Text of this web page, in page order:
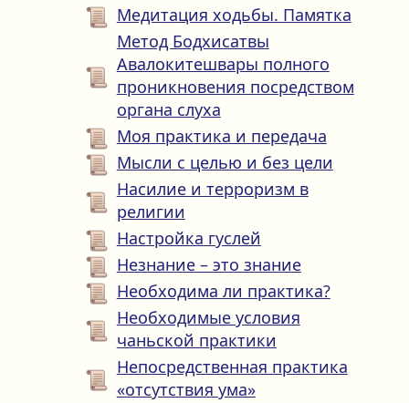
Медитация ходьбы. Памятка
Метод Бодхисатвы
Авалокитешвары полного
проникновения посредством
органа слуха
Моя практика и передача
Мысли с целью и без цели
Насилие и терроризм в
религии
Настройка гуслей
Незнание – это знание
Необходима ли практика?
Необходимые условия
чаньской практики
Непосредственная практика
«отсутствия ума»